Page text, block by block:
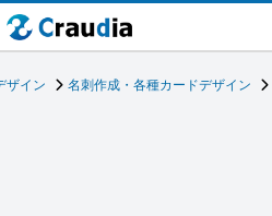
ザイン 名刺作成・各種カードデザイン